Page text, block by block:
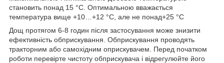
становить понад 15 °С. Оптимальною вважається
температура вище +10…+12 °С, але не понад+25 °С
Дощ протягом 6-8 годин після застосування може знизити
ефективність обприскування. Обприскування проводять
тракторним або самохідним оприскувачем. Перед початком
роботи перевірте чистоту обприскувача і відрегулюйте його